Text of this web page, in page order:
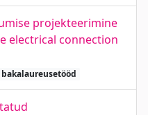
projekteerimine
electrical connection
bakalaureusetööd